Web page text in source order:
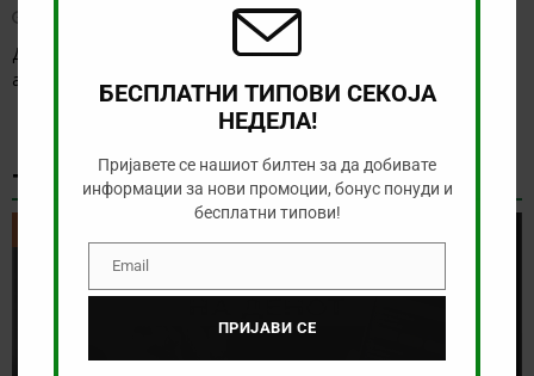
Денес нема голема понуда за обложување, а ние ќе го
анализиране дуелот од колумбиското првенство
ТИКЕТ НА ДЕНОТ
БЕСПЛАТНИ ТИПОВИ СЕКОЈА
НЕДЕЛА!
Пријавете се нашиот билтен за да добивате
информации за нови промоции, бонус понуди и
бесплатни типови!
EmailEmail
ПРИЈАВИ СЕ